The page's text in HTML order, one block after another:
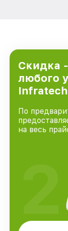
Скидка
любого
Infratech
По
на весь